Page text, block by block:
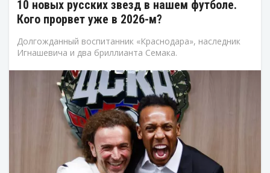
10 новых русских звезд в нашем футболе.
Кого прорвет уже в 2026-м?
Долгожданный воспитанник «Краснодара», наследник
Игнашевича и два бриллианта Семака.